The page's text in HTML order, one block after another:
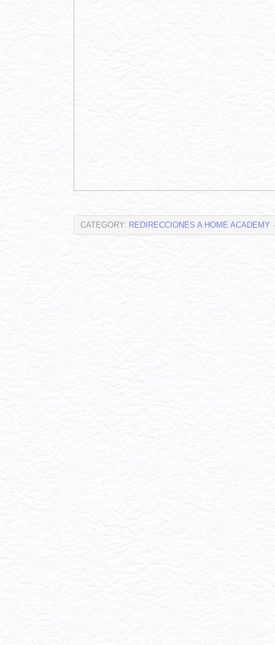
CATEGORY: REDIRECCIONES A HOME ACADEMY